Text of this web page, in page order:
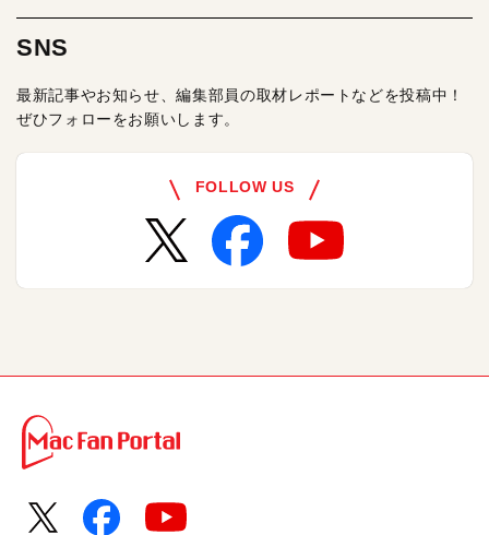
SNS
最新記事やお知らせ、編集部員の取材レポートなどを投稿中！
ぜひフォローをお願いします。
FOLLOW US